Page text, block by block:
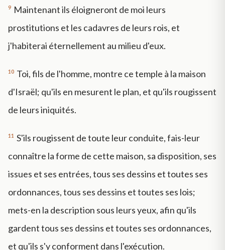
9 Maintenant ils éloigneront de moi leurs
prostitutions et les cadavres de leurs rois, et
j'habiterai éternellement au milieu d'eux.
10 Toi, fils de l'homme, montre ce temple à la maison
d'Israël; qu'ils en mesurent le plan, et qu'ils rougissent
de leurs iniquités.
11 S'ils rougissent de toute leur conduite, fais-leur
connaître la forme de cette maison, sa disposition, ses
issues et ses entrées, tous ses dessins et toutes ses
ordonnances, tous ses dessins et toutes ses lois;
mets-en la description sous leurs yeux, afin qu'ils
gardent tous ses dessins et toutes ses ordonnances,
et qu'ils s'y conforment dans l'exécution.